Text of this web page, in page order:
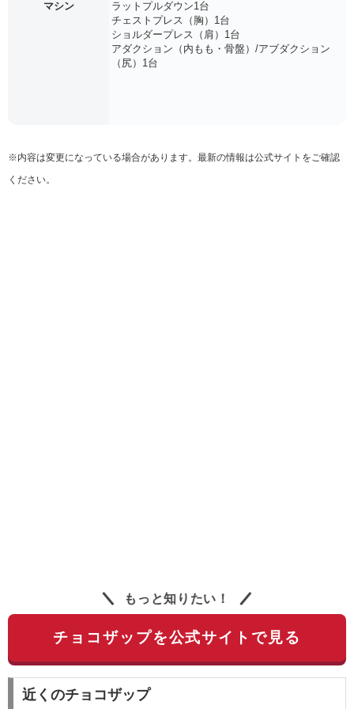
マシン
ラットプルダウン1台
チェストプレス（胸）1台
ショルダープレス（肩）1台
アダクション（内もも・骨盤）/アブダクション
（尻）1台
※内容は変更になっている場合があります。最新の情報は公式サイトをご確認
ください。
もっと知りたい！
チョコザップを公式サイトで見る
近くのチョコザップ